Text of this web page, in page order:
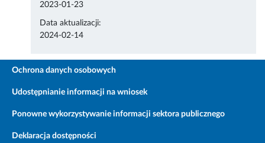
2023-01-23
Data aktualizacji:
2024-02-14
Ochrona danych osobowych
Udostępnianie informacji na wniosek
Ponowne wykorzystywanie informacji sektora publicznego
Deklaracja dostępności